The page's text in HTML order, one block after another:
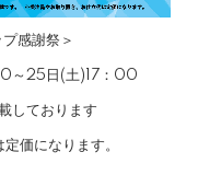
感謝祭＞
～25日(土)17：00
しております
価になります。